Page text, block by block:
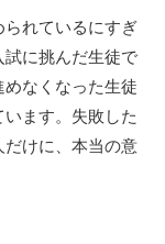
れているにすぎ
に挑んだ生徒で
なくなった生徒
ます。失敗した
けに、本当の意